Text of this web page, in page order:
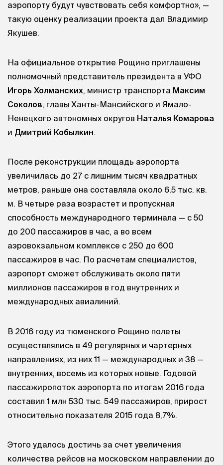
аэропорту будут чувствовать себя комфортно», —
такую оценку реализации проекта дал Владимир
Якушев.
На официальное открытие Рощино приглашены
полномочный представитель президента в УФО
Игорь Холманских, министр транспорта Максим
Соколов, главы Ханты-Мансийского и Ямало-
Ненецкого автономных округов Наталья Комарова
и Дмитрий Кобылкин.
После реконструкции площадь аэропорта
увеличилась до 27 с лишним тысяч квадратных
метров, раньше она составляла около 6,5 тыс. кв.
м. В четыре раза возрастет и пропускная
способность международного терминала — с 50
до 200 пассажиров в час, а во всем
аэровокзальном комплексе с 250 до 600
пассажиров в час. По расчетам специалистов,
аэропорт сможет обслуживать около пяти
миллионов пассажиров в год внутренних и
международных авиалиний.
В 2016 году из тюменского Рощино полеты
осуществлялись в 49 регулярных и чартерных
направлениях, из них 11 — международных и 38 —
внутренних, восемь из которых новые. Годовой
пассажиропоток аэропорта по итогам 2016 года
составил 1 млн 530 тыс. 549 пассажиров, прирост
относительно показателя 2015 года 8,7%.
Этого удалось достичь за счет увеличения
количества рейсов на московском направлении до